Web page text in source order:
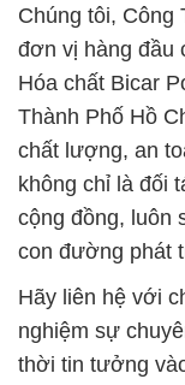
Chúng tôi, Công
đơn vị hàng đầu
Hóa chất Bicar
Thành Phố Hồ
chất lượng, an
không chỉ là đối
cộng đồng, luôn
con đường phát
Hãy liên hệ với
nghiệm sự
thời tin tưởng